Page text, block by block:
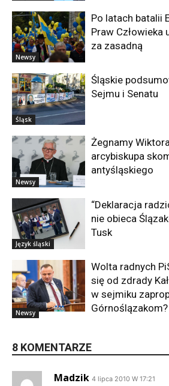
Newsy
Po latach batalii
Praw Człowieka
za zasadną
Śląsk
Śląskie
Sejmu i Senatu
Newsy
Żegnamy
arcybiskupa
antyśląskiego
Język śląski
“Deklaracja
nie obieca
Tusk
Newsy
Wolta radnych
się od zdrady
w sejmiku
Górnoślązakom?
8 KOMENTARZE
Madzik 4 lipca 2010 W 17:21